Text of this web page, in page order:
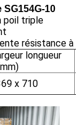
10
poil triple
résistance
longueur
x 710